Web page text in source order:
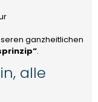
ganzheitlichen
.
alle